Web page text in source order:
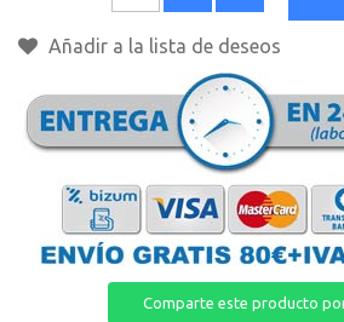
Añadir a la lista de deseos
Comparte este producto